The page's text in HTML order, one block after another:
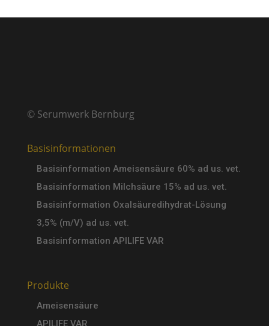
© Serumwerk Bernburg
Basisinformationen
Basisinformation Ameisensäure 60% ad us. vet.
Basisinformation Milchsäure 15% ad us. vet.
Basisinformation Oxalsäuredihydrat-Lösung
3,5% (m/V) ad us. vet.
Basisinformation APILIFE VAR
Produkte
Ameisensäure
APILIFE VAR